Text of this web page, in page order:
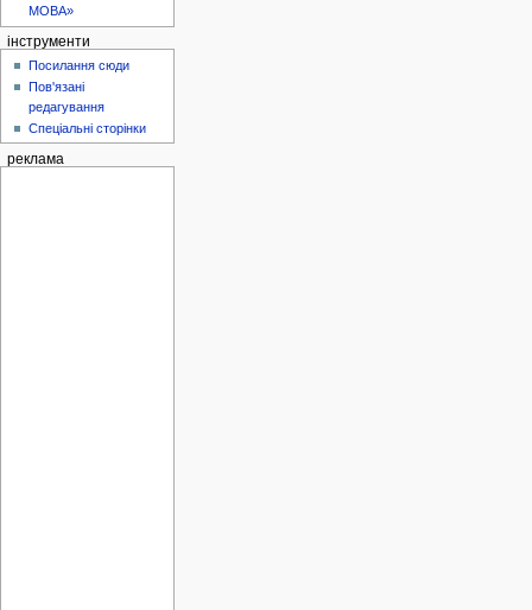
МОВА»
інструменти
Посилання сюди
Пов'язані
редагування
Спеціальні сторінки
реклама